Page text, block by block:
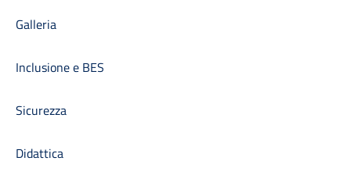
Galleria
Inclusione e BES
Sicurezza
Didattica